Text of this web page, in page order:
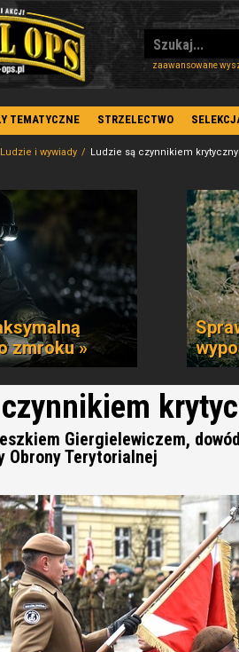
zaawansowane
TEMATYCZNE STRZELECTWO
Ludzie i wywiady Ludzie są czynnikiem
zmroku »
Giergielewiczem,
Obrony Terytorialnej